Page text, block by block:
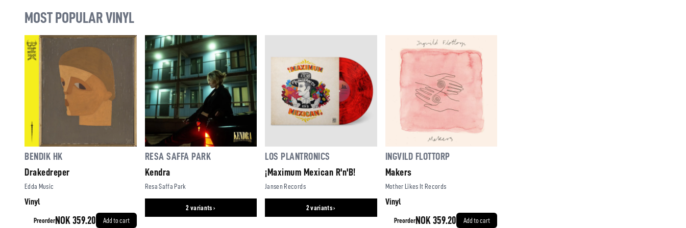
MOST POPULAR VINYL
BENDIK HK
Drakedreper
Edda Music
Vinyl
PreorderNOK 359.20 Add to cart
RESA SAFFA PARK
Kendra
Resa Saffa Park
2 variants ›
LOS PLANTRONICS
¡Maximum Mexican R'n'B!
Jansen Records
2 variants ›
INGVILD FLOTTORP
Makers
Mother Likes It Records
Vinyl
Preorder NOK 359.20 Add to cart